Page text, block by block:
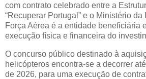
com contrato celebrado entre a
“Recuperar Portugal” e o Ministério
Força Aérea é a entidade beneficiária
execução física e financeira do
O concurso público destinado à
helicópteros encontra-se a decorrer
de 2026, para uma execução de